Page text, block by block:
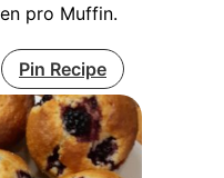
pro Muffin.
Pin Recipe